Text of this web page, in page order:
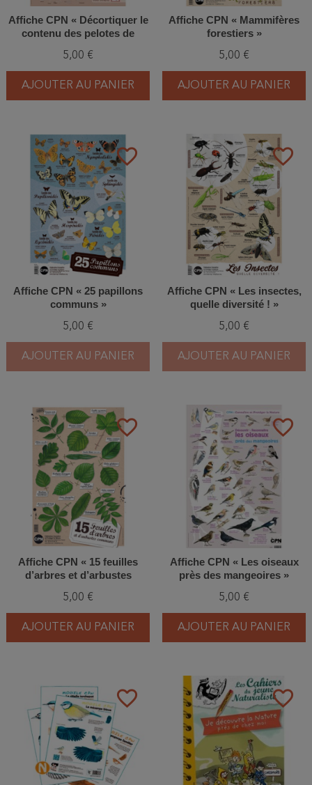
Affiche CPN « Décortiquer le
contenu des pelotes de
des hiboux »
5,00 €
AJOUTER AU PANIER
Affiche CPN « Mammifères
forestiers »
5,00 €
AJOUTER AU PANIER
favorite_border
Affiche CPN « 25 papillons
communs »
5,00 €
AJOUTER AU PANIER
favorite_border
Affiche CPN « Les insectes,
quelle diversité ! »
5,00 €
AJOUTER AU PANIER
favorite_border
Affiche CPN « 15 feuilles
d’arbres et d’arbustes
5,00 €
AJOUTER AU PANIER
favorite_border
Affiche CPN « Les oiseaux
près des mangeoires »
5,00 €
AJOUTER AU PANIER
favorite_border favorite_border